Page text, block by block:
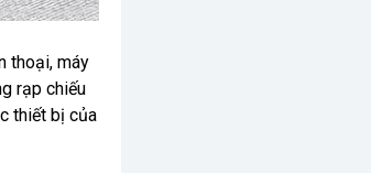
thoại, máy
rạp chiếu
thiết bị của